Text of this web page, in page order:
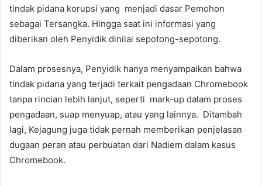
tindak pidana korupsi yang menjadi dasar Pemohon
sebagai Tersangka. Hingga saat ini informasi yang
diberikan oleh Penyidik dinilai sepotong-sepotong.
Dalam prosesnya, Penyidik hanya menyampaikan bahwa
tindak pidana yang terjadi terkait pengadaan Chromebook
tanpa rincian lebih lanjut, seperti mark-up dalam proses
pengadaan, suap menyuap, atau yang lainnya. Ditambah
lagi, Kejagung juga tidak pernah memberikan penjelasan
dugaan peran atau perbuatan dari Nadiem dalam kasus
Chromebook.